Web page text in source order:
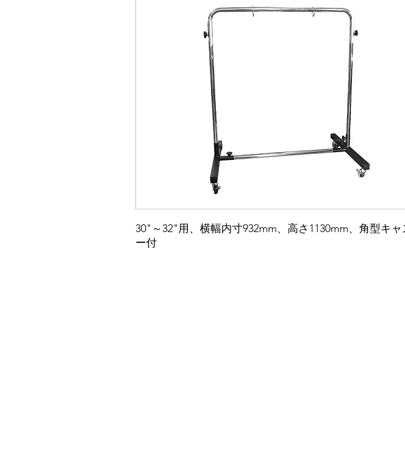
30"～32"用、横幅内寸932mm、高さ1130mm、角型キャ
ー付